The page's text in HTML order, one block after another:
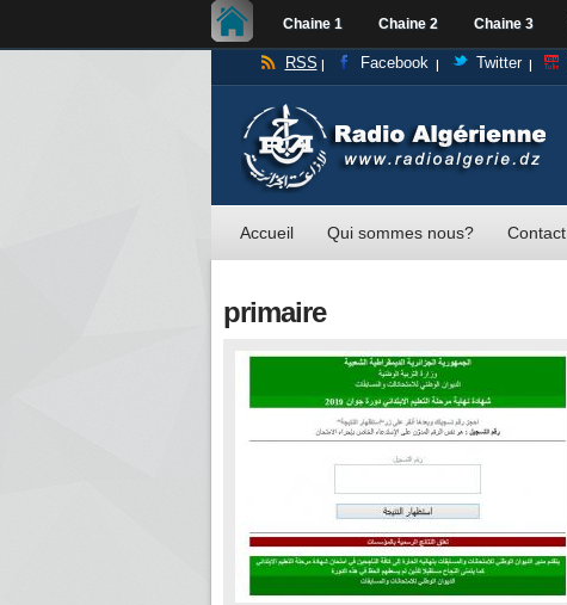
Chaine 1 Chaine 2 Chaine 3
RSS Facebook Twitter
Accueil Qui sommes nous? Contact
primaire